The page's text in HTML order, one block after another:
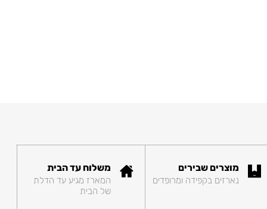
מוצרים שבירים
נארזים בקפידה ומרופדים
משלוח עד הבית
המארז מגיע עד הדלת
של הבית